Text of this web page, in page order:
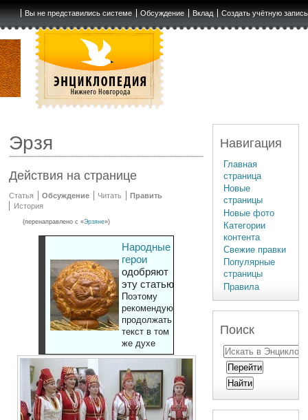
Вы не представились системе Обсуждение Вклад Создать учётную запись
Эрзя
Действия на странице
Статья Обсуждение Читать
Править
История
(перенаправлено с «Эрзяне»)
Народные
герои
одобряют
эту статью
Поэтому
рекомендуют
продолжать
текст в том
же духе
Навигация
Главная
страница
Новые
страницы
Новые фото
Категории
контента
Свежие правки
Популярные
страницы
Правила
Поиск